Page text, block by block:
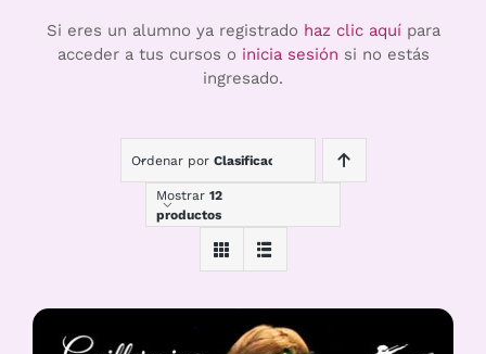
Si eres un alumno ya registrado haz clic aquípara
acceder a tus cursos o inicia sesión si no estás
ingresado.
Ordenar por Clasificación
Mostrar 12
productos